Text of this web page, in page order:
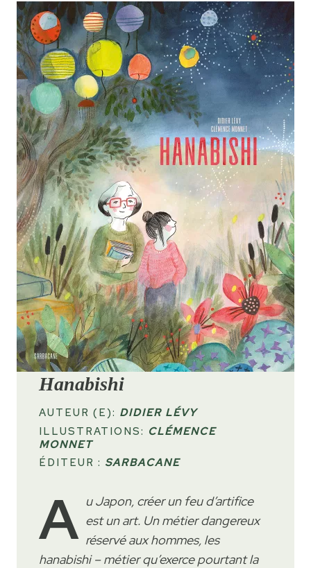
Hanabishi
AUTEUR (E): DIDIER LÉVY
ILLUSTRATIONS: CLÉMENCE
MONNET
ÉDITEUR : SARBACANE
A u Japon, créer un feu d’artifice
est un art. Un métier dangereux
réservé aux hommes, les
hanabishi – métier qu’exerce pourtant la